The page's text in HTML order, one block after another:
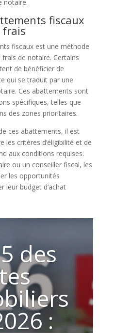
notaire.
fiscaux
frais
fiscaux est une méthode
de notaire. Certains
de bénéficier de
qui se traduit par une
Ces abattements sont
spécifiques, telles que
des zones prioritaires.
ces abattements, il est
les critères d’éligibilité et de
aux conditions requises.
ou un conseiller fiscal, les
les opportunités
leur budget d’achat
des
: